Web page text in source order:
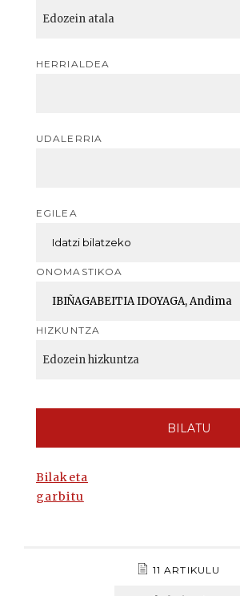
HERRIALDEA
UDALERRIA
EGILEA
ONOMASTIKOA
HIZKUNTZA
BILATU
Bilaketa
garbitu
11 ARTIKULU